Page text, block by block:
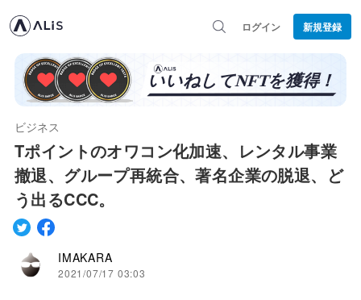
ログイン 新規登録
ビジネス
Tポイントのオワコン化加速、レンタル事業
撤退、グループ再統合、著名企業の脱退、ど
う出るCCC。
IMAKARA
2021/07/17 03:03